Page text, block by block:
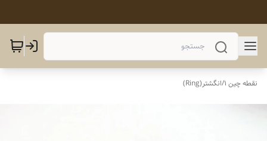
نقطه چین 1 /انگشتر(Ring)